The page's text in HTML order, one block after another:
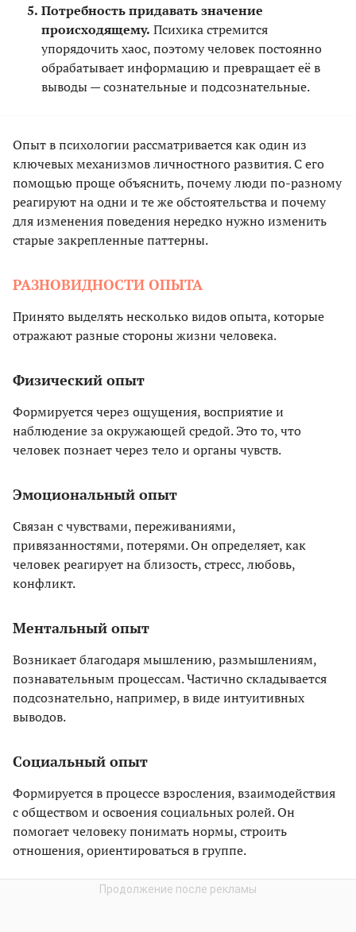
Потребность придавать значение
происходящему. Психика стремится
упорядочить хаос, поэтому человек постоянно
обрабатывает информацию и превращает её в
выводы — сознательные и подсознательные.
Опыт в психологии рассматривается как один из
ключевых механизмов личностного развития. С его
помощью проще объяснить, почему люди по-разному
реагируют на одни и те же обстоятельства и почему
для изменения поведения нередко нужно изменить
старые закрепленные паттерны.
РАЗНОВИДНОСТИ ОПЫТА
Принято выделять несколько видов опыта, которые
отражают разные стороны жизни человека.
Физический опыт
Формируется через ощущения, восприятие и
наблюдение за окружающей средой. Это то, что
человек познает через тело и органы чувств.
Эмоциональный опыт
Связан с чувствами, переживаниями,
привязанностями, потерями. Он определяет, как
человек реагирует на близость, стресс, любовь,
конфликт.
Ментальный опыт
Возникает благодаря мышлению, размышлениям,
познавательным процессам. Частично складывается
подсознательно, например, в виде интуитивных
выводов.
Социальный опыт
Формируется в процессе взросления, взаимодействия
с обществом и освоения социальных ролей. Он
помогает человеку понимать нормы, строить
отношения, ориентироваться в группе.